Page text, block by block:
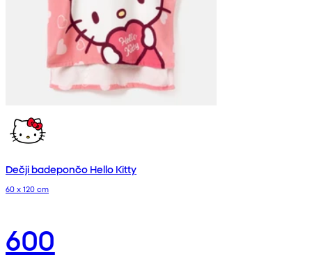
Dečji badepončo Hello Kitty
60 x 120 cm
600